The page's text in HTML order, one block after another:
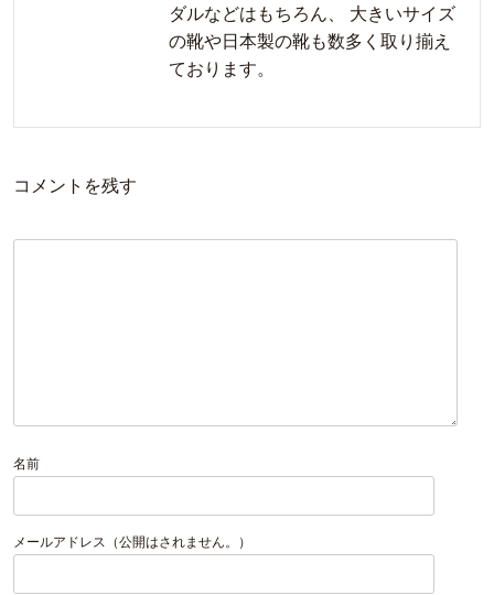
ダルなどはもちろん、 大きいサイズ
の靴や日本製の靴も数多く取り揃え
ております。
コメントを残す
名前
メールアドレス（公開はされません。）